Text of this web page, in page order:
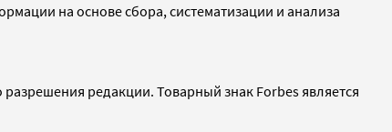
на основе сбора, систематизации и анализа
редакции. Товарный знак Forbes является